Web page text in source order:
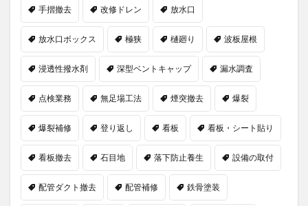
手摺撤去 改修ドレン 放水口
放水口ボックス 極狭 樋廻り 波板屋根
浸透性撥水剤 深型ベントキャップ 漏水調査
点検業務 無足場工法 煙突撤去 爆裂
爆裂補修 登り返し 看板 看板・シート貼り
看板撤去 石目地 落下防止養生 設備の取付
配管ダクト撤去 配管補修 鉄骨塗装